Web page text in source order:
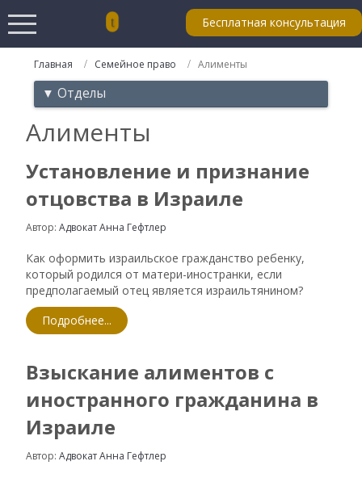
Бесплатная консультация
Главная Семейное право Алименты
▼ Отделы
Алименты
Установление и признание
отцовства в Израиле
Автор:Адвокат Анна Гефтлер
Как оформить израильское гражданство ребенку,
который родился от матери-иностранки, если
предполагаемый отец является израильтянином?
Подробнее...
Взыскание алиментов с
иностранного гражданина в
Израиле
Автор:Адвокат Анна Гефтлер